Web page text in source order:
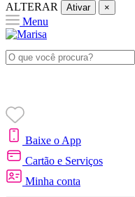
ALTERAR
Ativar ×
Menu
Baixe o App
Cartão e Serviços
Minha conta